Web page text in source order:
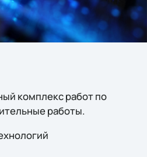
комплекс работ по
работы.